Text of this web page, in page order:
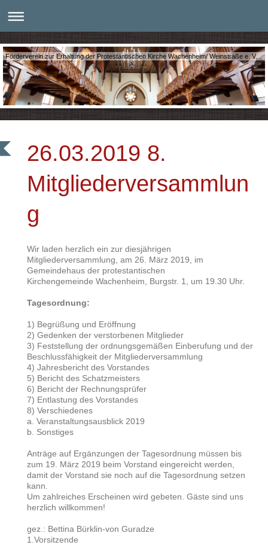
Förderverein zur Erhaltung der Protestantischen Kirche Wachenheim/ Weinstraße e. V.
26.03.2019 8.
Mitgliederversammlun
g
Wir laden herzlich ein zur diesjährigen
Mitgliederversammlung, am 26. März 2019, im
Gemeindehaus der protestantischen
Kirchengemeinde Wachenheim, Burgstr. 1, um 19.30 Uhr.
Tagesordnung:
1) Begrüßung und Eröffnung
2) Gedenken der verstorbenen Mitglieder
3) Feststellung der ordnungsgemäßen Einberufung und der
Beschlussfähigkeit der Mitgliederversammlung
4) Jahresbericht des Vorstandes
5) Bericht des Schatzmeisters
6) Bericht der Rechnungsprüfer
7) Entlastung des Vorstandes
8) Verschiedenes
a. Veranstaltungsausblick 2019
b. Sonstiges
Anträge auf Ergänzungen der Tagesordnung müssen bis
zum 19. März 2019 beim Vorstand eingereicht werden,
damit der Vorstand sie noch auf die Tagesordnung setzen
kann.
Um zahlreiches Erscheinen wird gebeten. Gäste sind uns
herzlich willkommen!
gez.: Bettina Bürklin-von Guradze
1.Vorsitzende